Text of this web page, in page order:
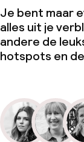
Je bent maar
alles uit je
andere de
hotspots en